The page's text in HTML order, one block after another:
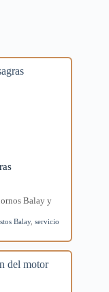
Balay y
Balay, servicio